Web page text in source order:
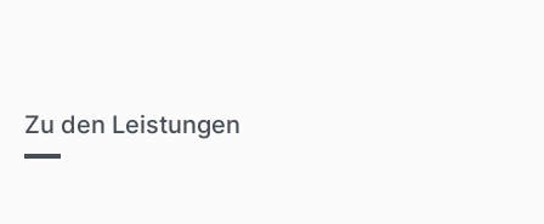
Zu den Leistungen